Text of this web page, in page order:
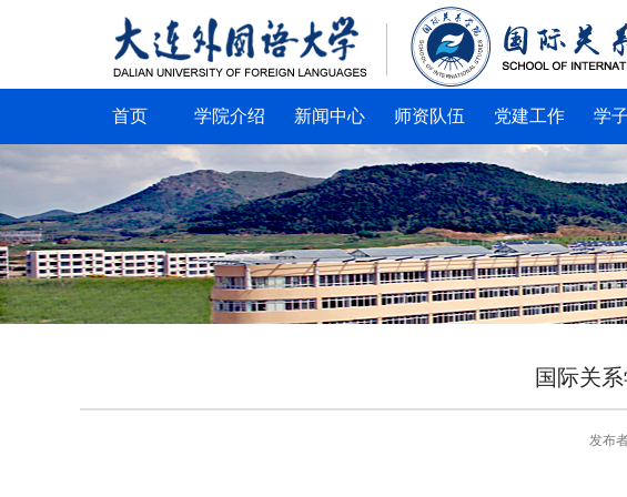
首页 学院介绍 新闻中心 师资队伍 党建工作 学
国际关
发布